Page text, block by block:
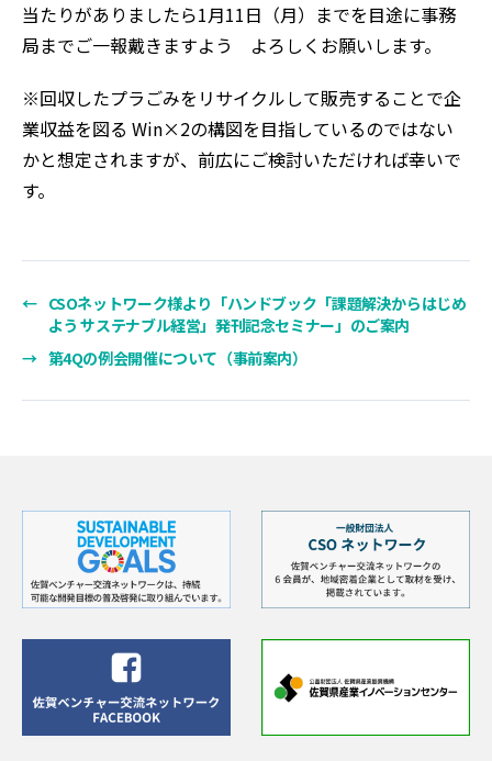
当たりがありましたら1月11日（月）までを目途に事務
局までご一報戴きますよう よろしくお願いします。
※回収したプラごみをリサイクルして販売することで企
業収益を図る Win×2の構図を目指しているのではない
かと想定されますが、前広にご検討いただければ幸いで
す。
← CSOネットワーク様より「ハンドブック「課題解決からはじめ
よう サステナブル経営」発刊記念セミナー」のご案内
→ 第4Qの例会開催について（事前案内）